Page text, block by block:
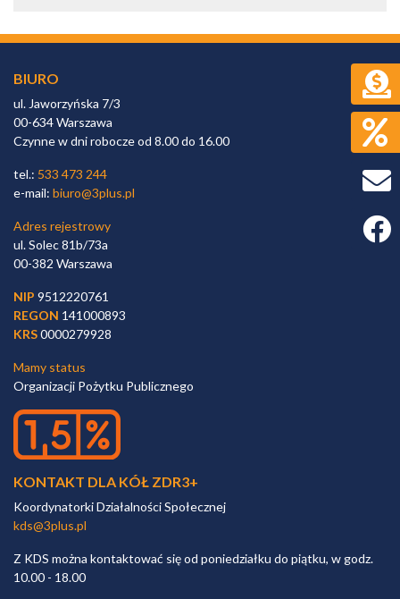
BIURO
ul. Jaworzyńska 7/3
00-634 Warszawa
Czynne w dni robocze od 8.00 do 16.00
tel.: 533 473 244
e-mail: biuro@3plus.pl
Adres rejestrowy
ul. Solec 81b/73a
00-382 Warszawa
NIP 9512220761
REGON 141000893
KRS0000279928
Mamy status
Organizacji Pożytku Publicznego
KONTAKT DLA KÓŁ ZDR3+
Koordynatorki Działalności Społecznej
kds@3plus.pl
Z KDS można kontaktować się od poniedziałku do piątku, w godz.
10.00 - 18.00